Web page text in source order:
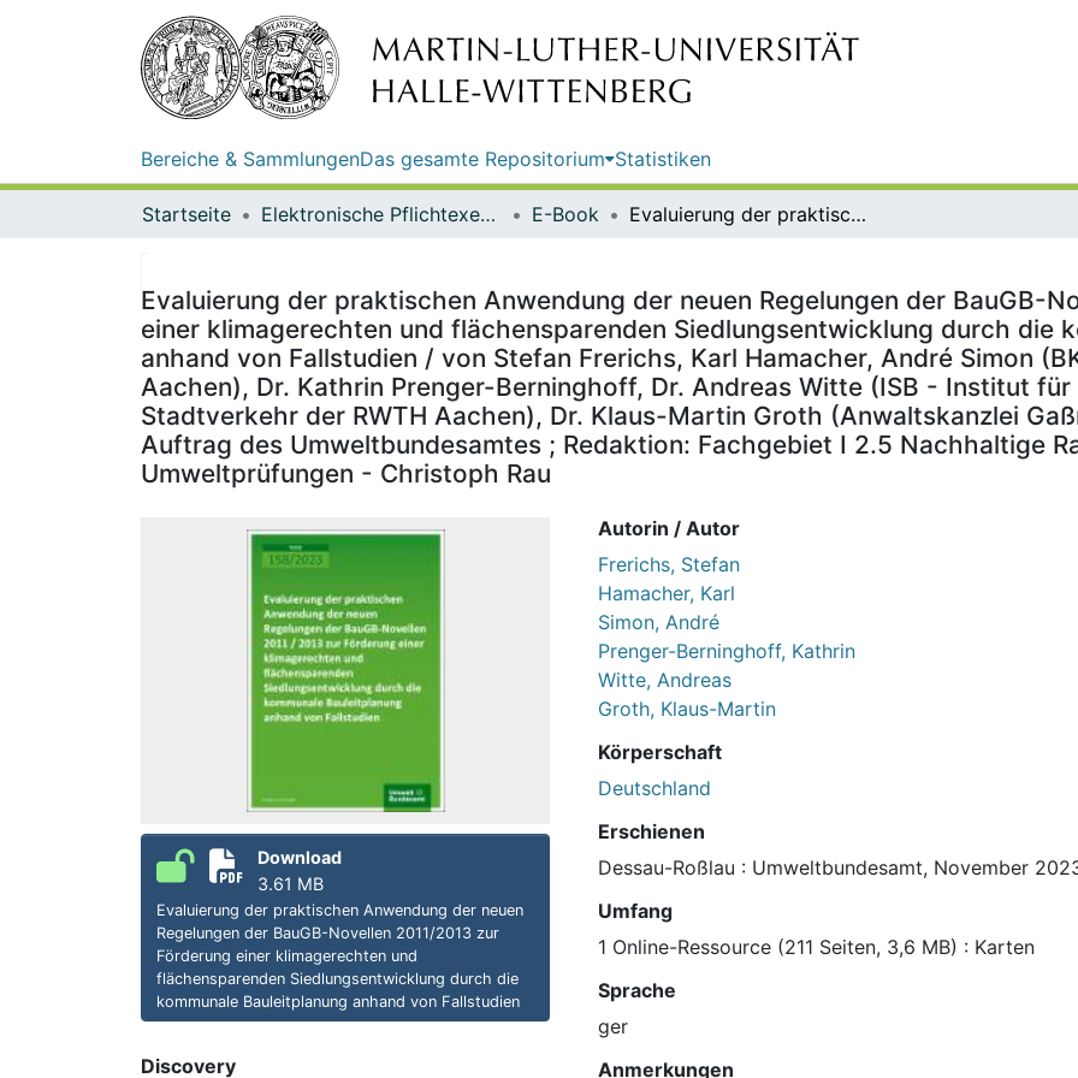
Bereiche & SammlungenDas gesamte Repositorium Statistiken
Startseite Elektronische Pflichtexemplare E-Book Evaluierung der praktischen Anwendung der neuen Regelungen der BauGB-Novellen 2011/2013 zur Förderung einer klimagerechten und flächensparenden Siedlungsentwicklung durch die kommunale Bauleitplanung anhand von Fallstudien / von Stefan Frerichs, Karl Hamacher, André Simon (BKR Aachen Noky & Simon, Aachen), Dr. Kathrin Prenger-Berninghoff, Dr. Andreas Witte (ISB - Institut für Stadtbauwesen und Stadtverkehr der RWTH Aachen), Dr. Klaus-Martin Groth (Anwaltskanzlei Gaßner, Groth, Siederer & Coll.) ; im Auftrag des Umweltbundesamtes ; Redaktion: Fachgebiet I 2.5 Nachhaltige Raumentwicklung, Umweltprüfungen - Christoph Rau
Evaluierung der praktischen Anwendung der neuen Regelungen der BauGB-
einer klimagerechten und flächensparenden Siedlungsentwicklung durch die
anhand von Fallstudien / von Stefan Frerichs, Karl Hamacher, André Simon
Aachen), Dr. Kathrin Prenger-Berninghoff, Dr. Andreas Witte (ISB - Institut
Stadtverkehr der RWTH Aachen), Dr. Klaus-Martin Groth (Anwaltskanzlei
Auftrag des Umweltbundesamtes ; Redaktion: Fachgebiet I 2.5 Nachhaltige
Umweltprüfungen - Christoph Rau
Download
3.61 MB
Evaluierung der praktischen Anwendung der neuen
Regelungen der BauGB-Novellen 2011/2013 zur
Förderung einer klimagerechten und
flächensparenden Siedlungsentwicklung durch die
kommunale Bauleitplanung anhand von Fallstudien
Discovery
Autorin / Autor
Frerichs, Stefan
Hamacher, Karl
Simon, André
Prenger-Berninghoff, Kathrin
Witte, Andreas
Groth, Klaus-Martin
Körperschaft
Deutschland
Erschienen
Dessau-Roßlau : Umweltbundesamt, November
Umfang
1 Online-Ressource (211 Seiten, 3,6 MB) : Karten
Sprache
ger
Anmerkungen